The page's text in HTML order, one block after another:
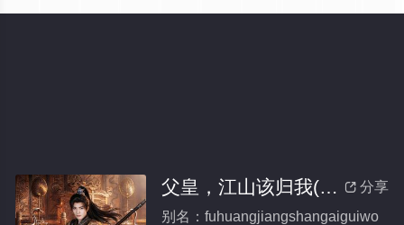
 分享
父皇，江山该归我(全集)
别名：fuhuangjiangshangaiguiwo